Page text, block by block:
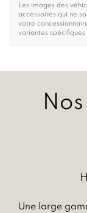
Les images des
accessoires qui ne
votre
variantes spécifiques
Une large